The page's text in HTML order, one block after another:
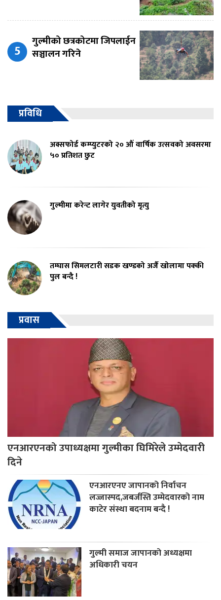
गुल्मीको छत्रकोटमा जिपलाईन
सञ्चालन गरिने
प्रविधि
अक्सफोर्ड कम्प्युटरको २० औं वार्षिक उत्सवको अवसरमा
५० प्रतिशत छुट
गुल्मीमा करेन्ट लागेर युवतीको मृत्यु
तम्घास सिमलटारी सडक खण्डको अर्जै खोलामा पक्की
पुल बन्दै !
प्रवास
एनआरएनको उपाध्यक्षमा गुल्मीका घिमिरेले उम्मेदवारी
दिने
एनआरएनए जापानको निर्वाचन
लज्जास्पद,जबर्जस्ति उम्मेदवारको नाम
काटेर संस्था बदनाम बन्दै !
गुल्मी समाज जापानको अध्यक्षमा
अधिकारी चयन